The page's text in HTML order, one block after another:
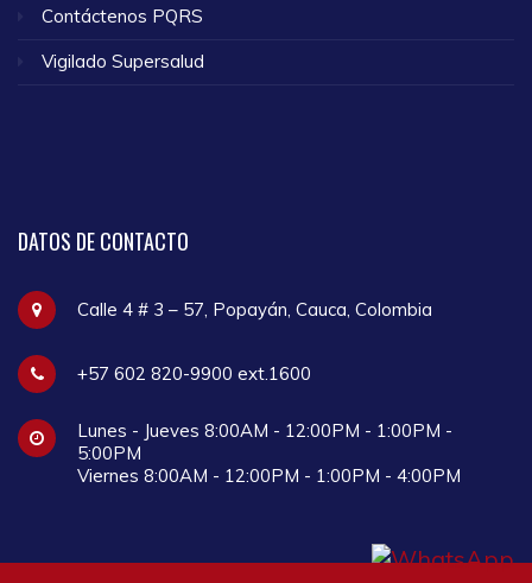
Contáctenos PQRS
Vigilado Supersalud
DATOS DE CONTACTO
Calle 4 # 3 – 57, Popayán, Cauca, Colombia
+57 602 820-9900 ext.1600
Lunes - Jueves 8:00AM - 12:00PM - 1:00PM -
5:00PM
Viernes 8:00AM - 12:00PM - 1:00PM - 4:00PM